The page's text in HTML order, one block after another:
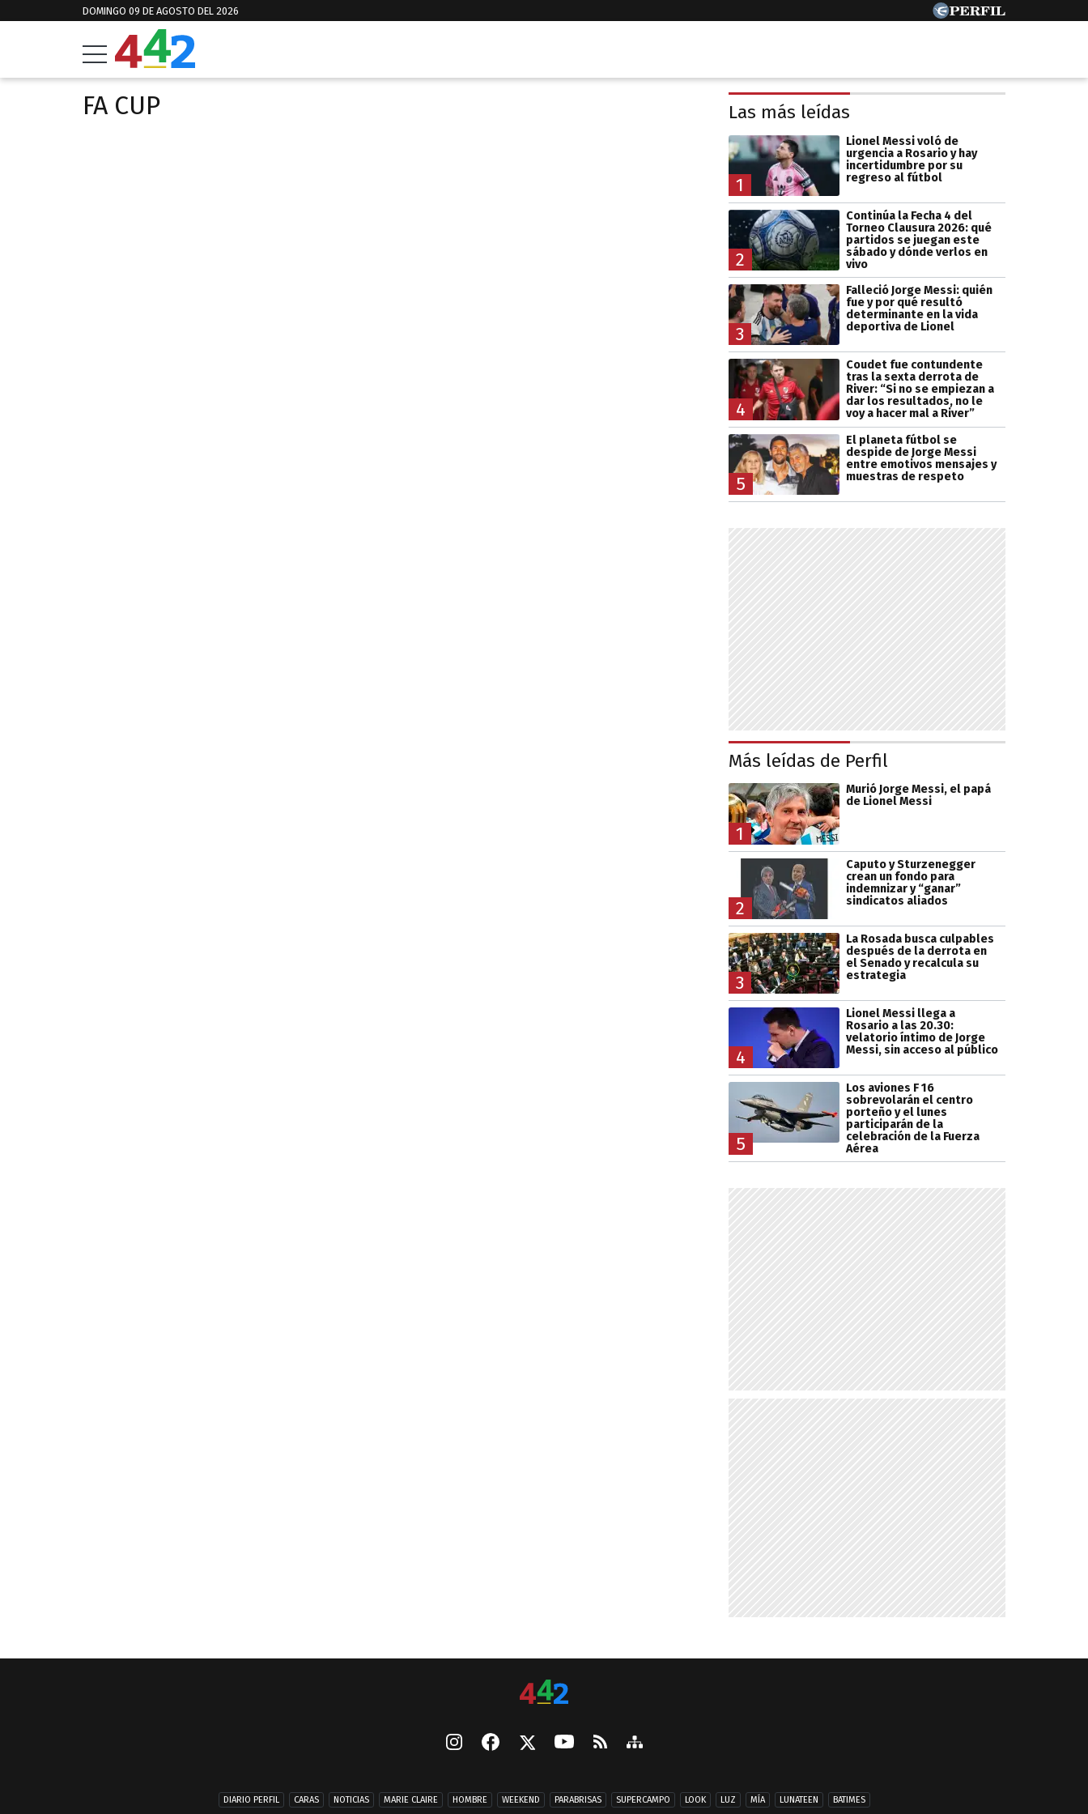
DOMINGO 09 DE AGOSTO DEL 2026
FA CUP Las más leídas
1
Lionel Messi voló de
urgencia a Rosario y hay
incertidumbre por su
regreso al fútbol
2
Continúa la Fecha 4 del
Torneo Clausura 2026: qué
partidos se juegan este
sábado y dónde verlos en
vivo
3
Falleció Jorge Messi: quién
fue y por qué resultó
determinante en la vida
deportiva de Lionel
4
Coudet fue contundente
tras la sexta derrota de
River: “Si no se empiezan a
dar los resultados, no le
voy a hacer mal a River”
5
El planeta fútbol se
despide de Jorge Messi
entre emotivos mensajes y
muestras de respeto
Más leídas de Perfil
1
Murió Jorge Messi, el papá
de Lionel Messi
2
Caputo y Sturzenegger
crean un fondo para
indemnizar y “ganar”
sindicatos aliados
3
La Rosada busca culpables
después de la derrota en
el Senado y recalcula su
estrategia
4
Lionel Messi llega a
Rosario a las 20.30:
velatorio íntimo de Jorge
Messi, sin acceso al público
5
Los aviones F 16
sobrevolarán el centro
porteño y el lunes
participarán de la
celebración de la Fuerza
Aérea
DIARIO PERFIL CARAS NOTICIAS MARIE CLAIRE HOMBRE WEEKEND PARABRISAS SUPERCAMPO LOOK LUZ MÍA LUNATEEN BATIMES